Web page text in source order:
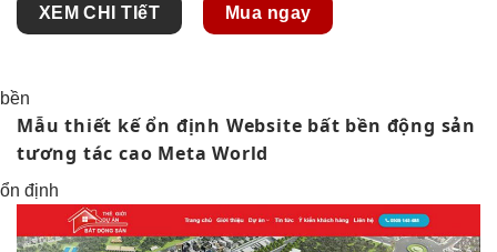
XEM CHI TIếT Mua ngay
bền
Mẫu thiết kếổn định Website bất bền động sản
tương tác cao Meta World
ổn định